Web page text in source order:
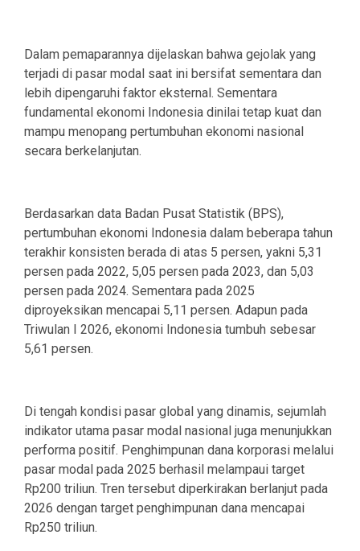
Dalam pemaparannya dijelaskan bahwa gejolak yang
terjadi di pasar modal saat ini bersifat sementara dan
lebih dipengaruhi faktor eksternal. Sementara
fundamental ekonomi Indonesia dinilai tetap kuat dan
mampu menopang pertumbuhan ekonomi nasional
secara berkelanjutan.
Berdasarkan data Badan Pusat Statistik (BPS),
pertumbuhan ekonomi Indonesia dalam beberapa tahun
terakhir konsisten berada di atas 5 persen, yakni 5,31
persen pada 2022, 5,05 persen pada 2023, dan 5,03
persen pada 2024. Sementara pada 2025
diproyeksikan mencapai 5,11 persen. Adapun pada
Triwulan I 2026, ekonomi Indonesia tumbuh sebesar
5,61 persen.
Di tengah kondisi pasar global yang dinamis, sejumlah
indikator utama pasar modal nasional juga menunjukkan
performa positif. Penghimpunan dana korporasi melalui
pasar modal pada 2025 berhasil melampaui target
Rp200 triliun. Tren tersebut diperkirakan berlanjut pada
2026 dengan target penghimpunan dana mencapai
Rp250 triliun.